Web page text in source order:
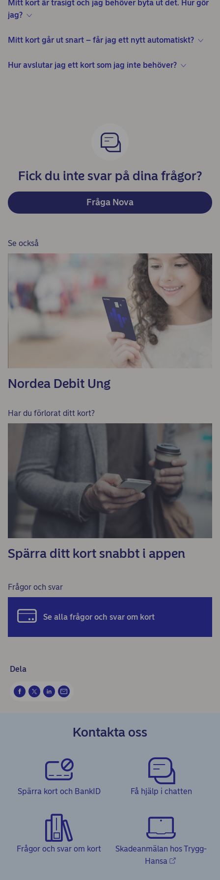
Mitt kort är trasigt och jag behöver byta ut det. Hur gör
jag?
Mitt kort går ut snart – får jag ett nytt automatiskt?
Hur avslutar jag ett kort som jag inte behöver?
Fick du inte svar på dina frågor?
Fråga Nova
Se också
Nordea Debit Ung
Har du förlorat ditt kort?
Spärra ditt kort snabbt i appen
Frågor och svar
Se alla frågor och svar om kort
Dela
Kontakta oss
Spärra kort och BankID Få hjälp i chatten
Frågor och svar om kort
Skadeanmälan hos Trygg-
Hansa